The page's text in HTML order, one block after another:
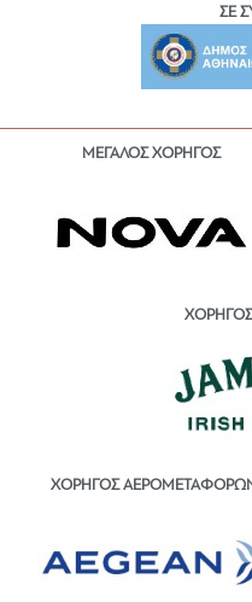
ΣΕ
ΜΕΓΑΛΟΣ ΧΟΡΗΓΟΣ
ΧΟΡΗΓΟΣ